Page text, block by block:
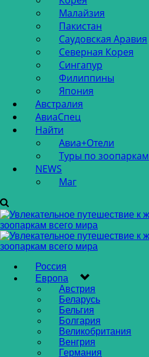
Малайзия
Пакистан
Саудовская Аравия
Северная Корея
Сингапур
Филиппины
Япония
Австралия
АвиаСпец
Найти
Авиа+Отели
Туры по зоопаркам
NEWS
Маг
Россия
Европа
Австрия
Беларусь
Бельгия
Болгария
Великобритания
Венгрия
Германия